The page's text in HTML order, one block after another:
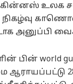
உலக
அனுப்பி
பின் world